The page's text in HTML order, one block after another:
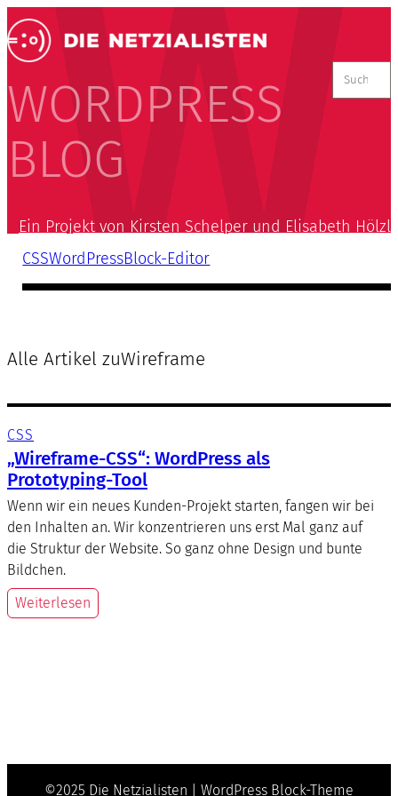
WORDPRESS
BLOG
nach:
Ein Projekt von Kirsten Schelper und Elisabeth Hölzl
CSSWordPressBlock-Editor
Alle Artikel zuWireframe
CSS
„Wireframe-CSS“: WordPress als
Prototyping-Tool
Wenn wir ein neues Kunden-Projekt starten, fangen wir bei
den Inhalten an. Wir konzentrieren uns erst Mal ganz auf
die Struktur der Website. So ganz ohne Design und bunte
Bildchen.
Weiterlesen
©2025 Die Netzialisten | WordPress Block-Theme